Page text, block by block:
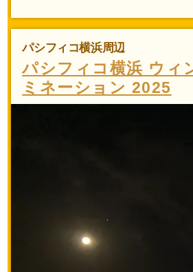
パシフィコ横浜周辺
パシフィコ横浜 ウィ
ミネーション 2025